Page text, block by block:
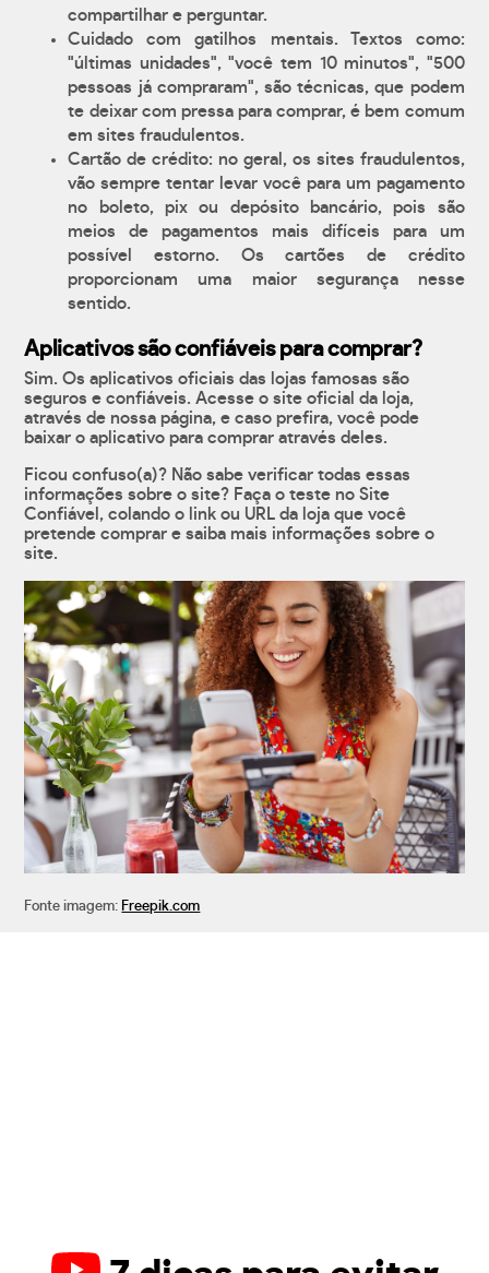
compartilhar e perguntar.
Cuidado com gatilhos mentais. Textos como:
"últimas unidades", "você tem 10 minutos", "500
pessoas já compraram", são técnicas, que podem
te deixar com pressa para comprar, é bem comum
em sites fraudulentos.
Cartão de crédito: no geral, os sites fraudulentos,
vão sempre tentar levar você para um pagamento
no boleto, pix ou depósito bancário, pois são
meios de pagamentos mais difíceis para um
possível estorno. Os cartões de crédito
proporcionam uma maior segurança nesse
sentido.
Aplicativos são confiáveis para comprar?
Sim. Os aplicativos oficiais das lojas famosas são
seguros e confiáveis. Acesse o site oficial da loja,
através de nossa página, e caso prefira, você pode
baixar o aplicativo para comprar através deles.
Ficou confuso(a)? Não sabe verificar todas essas
informações sobre o site? Faça o teste no Site
Confiável, colando o link ou URL da loja que você
pretende comprar e saiba mais informações sobre o
site.
Fonte imagem: Freepik.com